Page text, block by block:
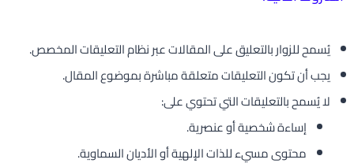
يُسمح للزوار بالتعليق على المقالات عبر نظام التعليقات المخصص.
يجب أن تكون التعليقات متعلقة مباشرة بموضوع المقال.
لا يُسمح بالتعليقات التي تحتوي على:
إساءة شخصية أو عنصرية.
محتوى مسيء للذات الإلهية أو الأديان السماوية.